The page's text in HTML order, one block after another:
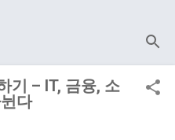
기 – IT, 금융, 소
다